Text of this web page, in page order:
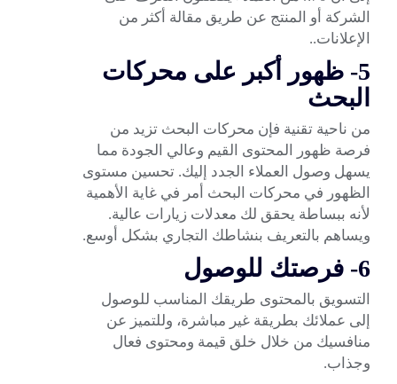
الشركة أو المنتج عن طريق مقالة أكثر من
الإعلانات..
5- ظهور أكبر على محركات
البحث
من ناحية تقنية فإن محركات البحث تزيد من
فرصة ظهور المحتوى القيم وعالي الجودة مما
يسهل وصول العملاء الجدد إليك. تحسين مستوى
الظهور في محركات البحث أمر في غاية الأهمية
لأنه ببساطة يحقق لك معدلات زيارات عالية.
ويساهم بالتعريف بنشاطك التجاري بشكل أوسع.
6- فرصتك للوصول
التسويق بالمحتوى طريقك المناسب للوصول
إلى عملائك بطريقة غير مباشرة، وللتميز عن
منافسيك من خلال خلق قيمة ومحتوى فعال
وجذاب.